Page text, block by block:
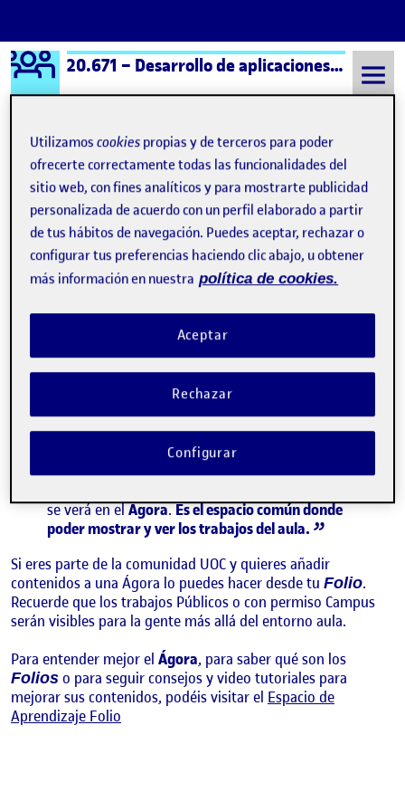
Saltar al contenido
Logo Ágora 20.671 – Desarrollo de aplicaciones interactivas – Aula 1
Semestre 20252 - Aula 1 ¿Qué es una Ágora?
¿Qué es una Ágora?
Visibilidad:
Pública -Fecha de publicación
17 Sep 20198 septiembre, 2021 11:19 pm
Hola! : D Esta página de presentación se ha generado
automáticamente.
Una Ágora pertenece a un aula de la UOC y
recoge los contenidos que los y las estudiantes
publican en sus espacios personales, llamados
. Si los y las compañeras publican algo, lo
asocian a una actividad del aula y le dan permiso
se verá en elÁgora.Es el espacio común donde
poder mostrar y ver los trabajos del aula.
Si eres parte de la comunidad UOC y quieres añadir
contenidos a una Ágora lo puedes hacer desde tu Folio.
Recuerde que los trabajos Públicos o con permiso Campus
serán visibles para la gente más allá del entorno aula.
Para entender mejor el Ágora, para saber qué son los
Folios o para seguir consejos y video tutoriales para
mejorar sus contenidos, podéis visitar el Espacio de
Aprendizaje Folio
Utilizamoscookies propias y de terceros para poder
ofrecerte correctamente todas las funcionalidades del
sitio web, con fines analíticos y para mostrarte publicidad
personalizada de acuerdo con un perfil elaborado a partir
de tus hábitos de navegación. Puedes aceptar, rechazar o
configurar tus preferencias haciendo clic abajo, u obtener
más información en nuestra política de cookies.
Rechazar
Aceptar
Configurar